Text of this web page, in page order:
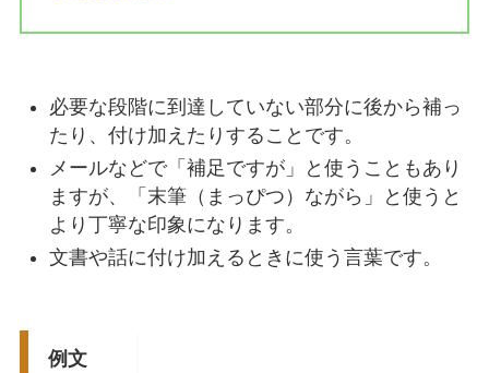
必要な段階に到達していない部分に後から補っ
たり、付け加えたりすることです。
メールなどで「補足ですが」と使うこともあり
ますが、「末筆（まっぴつ）ながら」と使うと
より丁寧な印象になります。
文書や話に付け加えるときに使う言葉です。
例文